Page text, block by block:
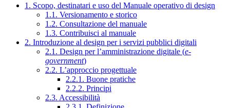
1. Scopo, destinatari e uso del Manuale operativo di design
1.1. Versionamento e storico
1.2. Consultazione del manuale
1.3. Contribuisci al manuale
2. Introduzione al design per i servizi pubblici digitali
2.1. Design per l’amministrazione digitale (e-
government)
2.2. L’approccio progettuale
2.2.1. Buone pratiche
2.2.2. Principi
2.3. Accessibilità